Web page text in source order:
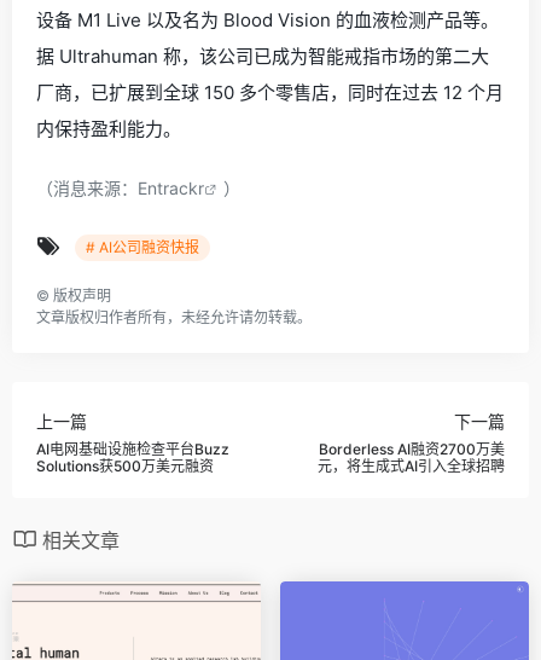
设备 M1 Live 以及名为 Blood Vision 的血液检测产品等。
据 Ultrahuman 称，该公司已成为智能戒指市场的第二大
厂商，已扩展到全球 150 多个零售店，同时在过去 12 个月
内保持盈利能力。
（消息来源： Entrackr ）
# AI公司融资快报
© 版权声明
文章版权归作者所有，未经允许请勿转载。
上一篇
AI电网基础设施检查平台Buzz
Solutions获500万美元融资
下一篇
Borderless AI融资2700万美
元，将生成式AI引入全球招聘
相关文章